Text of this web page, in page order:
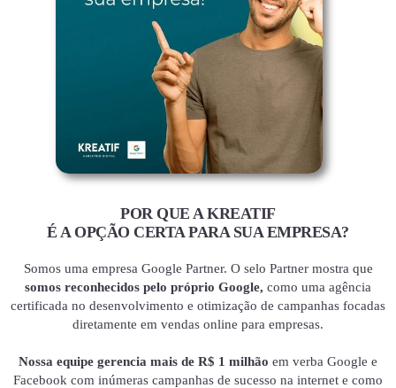
POR QUE A KREATIF
É A OPÇÃO CERTA PARA SUA EMPRESA?
Somos uma empresa Google Partner. O selo Partner mostra que
somos reconhecidos pelo próprio Google, como uma agência
certificada no desenvolvimento e otimização de campanhas focadas
diretamente em vendas online para empresas.
Nossa equipe gerencia mais de R$ 1 milhão em verba Google e
Facebook com inúmeras campanhas de sucesso na internet e como